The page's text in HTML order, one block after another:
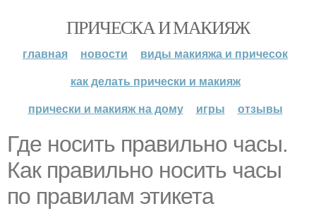
ПРИЧЕСКА И МАКИЯЖ
главная новости
виды макияжа и причесок
как делать прически и макияж
прически и макияж на дому
игры отзывы
Где носить правильно часы.
Как правильно носить часы
по правилам этикета